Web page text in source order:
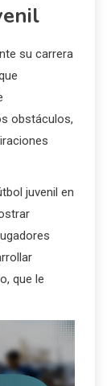
su carrera
obstáculos,
juvenil en
que le